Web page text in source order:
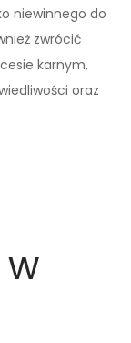
niewinnego do
zwrócić
karnym,
oraz